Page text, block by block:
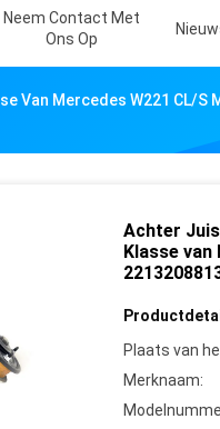
Neem Contact Met
Ons Op
Mercedes W221 CL/S
Achter
Klasse
Plaats van
Merknaam: